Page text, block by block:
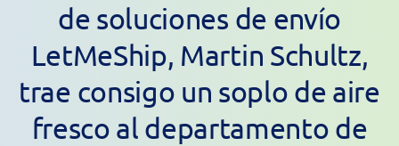
de soluciones de envío
LetMeShip, Martin Schultz,
trae consigo un soplo de aire
fresco al departamento de